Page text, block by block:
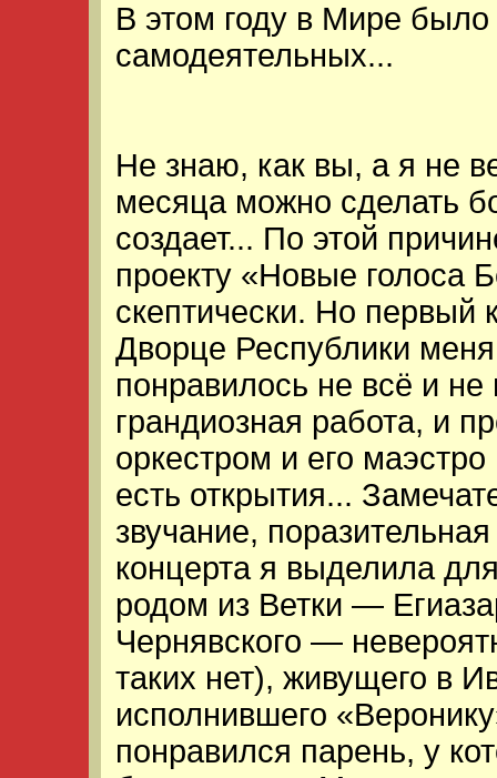
В этом году в Мире
самодеятельных...
Не знаю, как вы, а я не
месяца можно сделать
создает... По этой
проекту «Новые голоса
скептически. Но первый
Дворце Республики
понравилось не всё и
грандиозная работа, и
оркестром и его
есть открытия...
звучание,
концерта я выделила
родом из Ветки —
Чернявского —
таких нет), живущего в
исполнившего
понравился парень, у